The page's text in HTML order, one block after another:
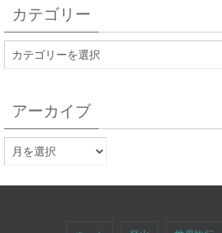
カテゴリー
アーカイブ